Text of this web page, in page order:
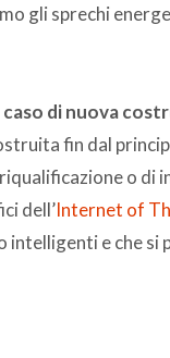
gli sprechi
di nuova
fin dal
o di
dell’Internet of
intelligenti e che